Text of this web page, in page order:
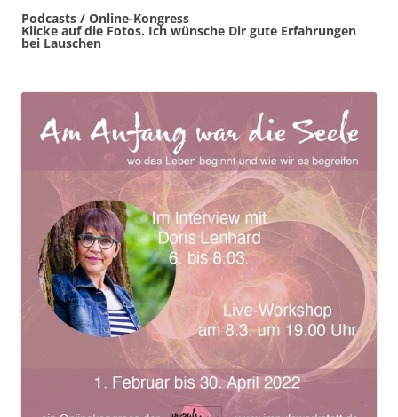
Podcasts / Online-Kongress
Klicke auf die Fotos. Ich wünsche Dir gute Erfahrungen
bei Lauschen